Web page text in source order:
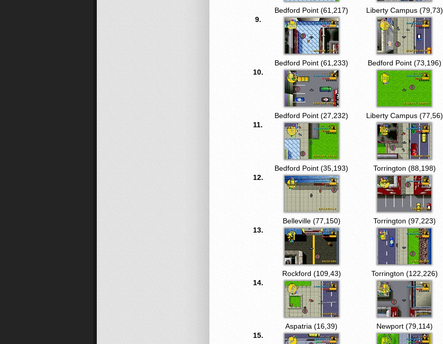
Bedford Point (61,217) Liberty Campus (79,73)
9.
Bedford Point (61,233) Bedford Point (73,196)
10.
Bedford Point (27,232) Liberty Campus (77,56)
11.
Bedford Point (35,193) Torrington (88,198)
12.
Belleville (77,150) Torrington (97,223)
13.
Rockford (109,43) Torrington (122,226)
14.
Aspatria (16,39) Newport (79,114)
15.